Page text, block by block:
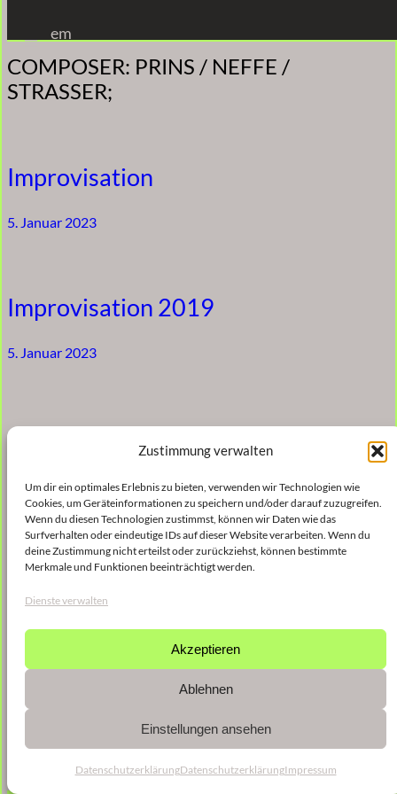
Zustimmung verwalten
Um dir ein optimales Erlebnis zu bieten, verwenden wir Technologien wie
Cookies, um Geräteinformationen zu speichern und/oder darauf zuzugreifen.
Wenn du diesen Technologien zustimmst, können wir Daten wie das
Surfverhalten oder eindeutige IDs auf dieser Website verarbeiten. Wenn du
deine Zustimmung nicht erteilst oder zurückziehst, können bestimmte
Merkmale und Funktionen beeinträchtigt werden.
Dienste verwalten
Akzeptieren
Ablehnen
Einstellungen ansehen
DatenschutzerklärungDatenschutzerklärungImpressum
Inhalt
springen
em
COMPOSER: PRINS / NEFFE /
STRASSER;
Improvisation
5. Januar 2023
Improvisation 2019
5. Januar 2023